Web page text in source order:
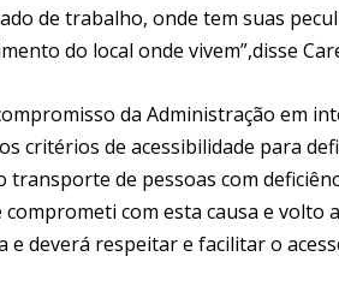
de trabalho, onde tem suas
do local onde vivem”,disse
da Administração em
critérios de acessibilidade para
de pessoas com
com esta causa e volto
deverá respeitar e facilitar o